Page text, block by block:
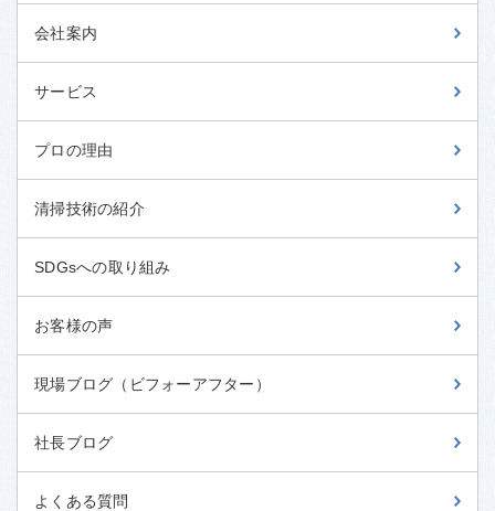
会社案内
サービス
プロの理由
清掃技術の紹介
SDGsへの取り組み
お客様の声
現場ブログ（ビフォーアフター）
社長ブログ
よくある質問